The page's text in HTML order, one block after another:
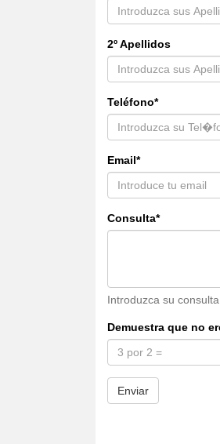
2º Apellidos
Teléfono*
Email*
Consulta*
Introduzca su
Demuestra que no
Enviar